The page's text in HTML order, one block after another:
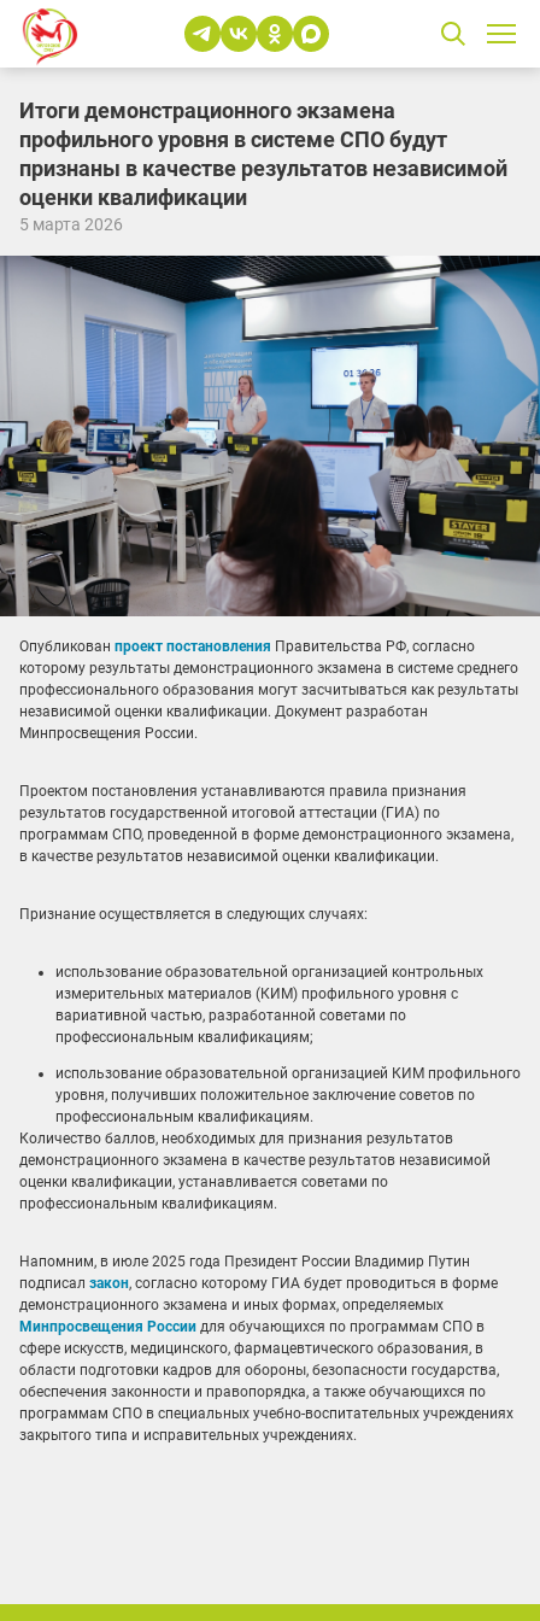
Итоги демонстрационного экзамена
профильного уровня в системе СПО будут
признаны в качестве результатов независимой
оценки квалификации
5 марта 2026
Опубликован проект постановления Правительства РФ, согласно
которому результаты демонстрационного экзамена в системе среднего
профессионального образования могут засчитываться как результаты
независимой оценки квалификации. Документ разработан
Минпросвещения России.
Проектом постановления устанавливаются правила признания
результатов государственной итоговой аттестации (ГИА) по
программам СПО, проведенной в форме демонстрационного экзамена,
в качестве результатов независимой оценки квалификации.
Признание осуществляется в следующих случаях:
использование образовательной организацией контрольных
измерительных материалов (КИМ) профильного уровня с
вариативной частью, разработанной советами по
профессиональным квалификациям;
использование образовательной организацией КИМ профильного
уровня, получивших положительное заключение советов по
профессиональным квалификациям.
Количество баллов, необходимых для признания результатов
демонстрационного экзамена в качестве результатов независимой
оценки квалификации, устанавливается советами по
профессиональным квалификациям.
Напомним, в июле 2025 года Президент России Владимир Путин
подписал закон, согласно которому ГИА будет проводиться в форме
демонстрационного экзамена и иных формах, определяемых
Минпросвещения России для обучающихся по программам СПО в
сфере искусств, медицинского, фармацевтического образования, в
области подготовки кадров для обороны, безопасности государства,
обеспечения законности и правопорядка, а также обучающихся по
программам СПО в специальных учебно-воспитательных учреждениях
закрытого типа и исправительных учреждениях.